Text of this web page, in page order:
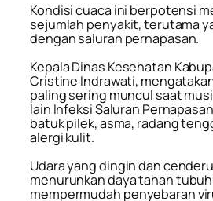
Kondisi cuaca ini berpotensi
sejumlah penyakit, terutama
dengan saluran pernapasan.
Kepala Dinas Kesehatan
Cristine Indrawati,
paling sering muncul saat
lain Infeksi Saluran
batuk pilek, asma, radang
alergi kulit.
Udara yang dingin dan
menurunkan daya tahan
mempermudah penyebaran